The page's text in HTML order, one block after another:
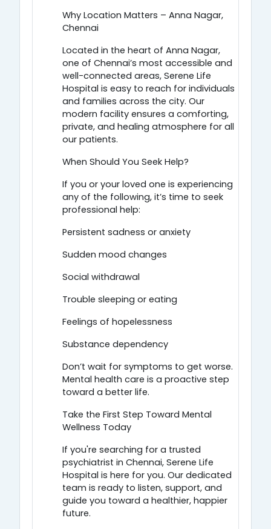
Why Location Matters – Anna Nagar,
Chennai
Located in the heart of Anna Nagar,
one of Chennai’s most accessible and
well-connected areas, Serene Life
Hospital is easy to reach for individuals
and families across the city. Our
modern facility ensures a comforting,
private, and healing atmosphere for all
our patients.
When Should You Seek Help?
If you or your loved one is experiencing
any of the following, it’s time to seek
professional help:
Persistent sadness or anxiety
Sudden mood changes
Social withdrawal
Trouble sleeping or eating
Feelings of hopelessness
Substance dependency
Don’t wait for symptoms to get worse.
Mental health care is a proactive step
toward a better life.
Take the First Step Toward Mental
Wellness Today
If you're searching for a trusted
psychiatrist in Chennai, Serene Life
Hospital is here for you. Our dedicated
team is ready to listen, support, and
guide you toward a healthier, happier
future.